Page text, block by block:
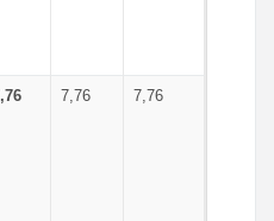
7,76 7,76